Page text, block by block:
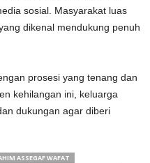
sosial. Masyarakat luas
dikenal mendukung penuh
prosesi yang tenang dan
kehilangan ini, keluarga
dukungan agar diberi
ASSEGAF WAFAT